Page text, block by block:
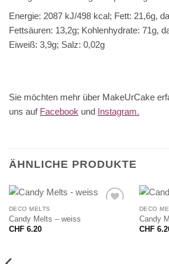
Energie: 2087 kJ/498 kcal; Fett: 21,6g,
Fettsäuren: 13,2g; Kohlenhydrate: 71g,
Eiweiß: 3,9g; Salz: 0,02g
Sie möchten mehr über MakeUrCake
uns auf Facebook und Instagram.
ÄHNLICHE PRODUKTE
DECO MELTS
Candy Melts – weiss
CHF6.20
DECO
Candy
CHF